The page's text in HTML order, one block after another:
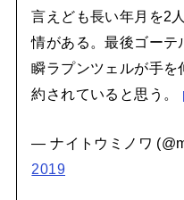
言えども長い年月を2
情がある。最後ゴーテ
瞬ラプンツェルが手
約されていると思う。
— ナイトウミノワ
2019